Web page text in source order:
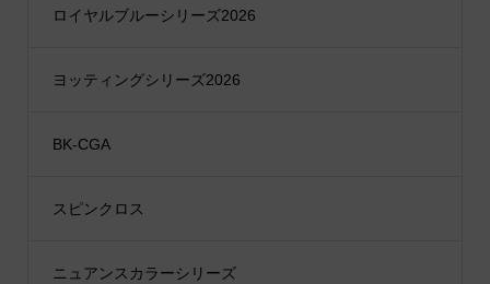
ロイヤルブルーシリーズ2026
ヨッティングシリーズ2026
BK-CGA
スピンクロス
ニュアンスカラーシリーズ